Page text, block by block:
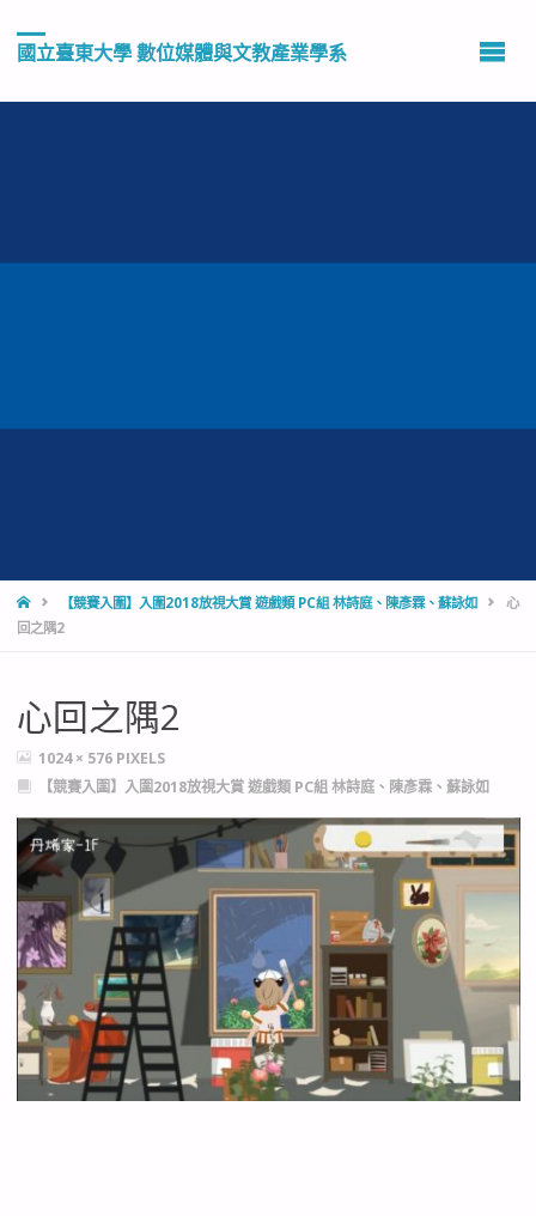
國立臺東大學 數位媒體與文教產業學系
HOME【競賽入圍】入圍2018放視大賞 遊戲類 PC組 林詩庭、陳彥霖、蘇詠如
心
回之隅2
心回之隅2
FULL
SIZE
1024 × 576 PIXELS
【競賽入圍】入圍2018放視大賞 遊戲類 PC組 林詩庭、陳彥霖、蘇詠如